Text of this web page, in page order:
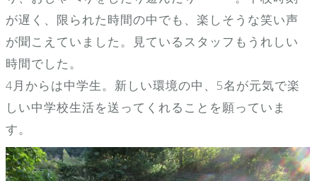
が遅く、限られた時間の中でも、楽しそうな笑い声
が聞こえていました。見ているスタッフもうれしい
時間でした。
4月からは中学生。新しい環境の中、5名が元気で楽
しい中学校生活を送ってくれることを願っていま
す。